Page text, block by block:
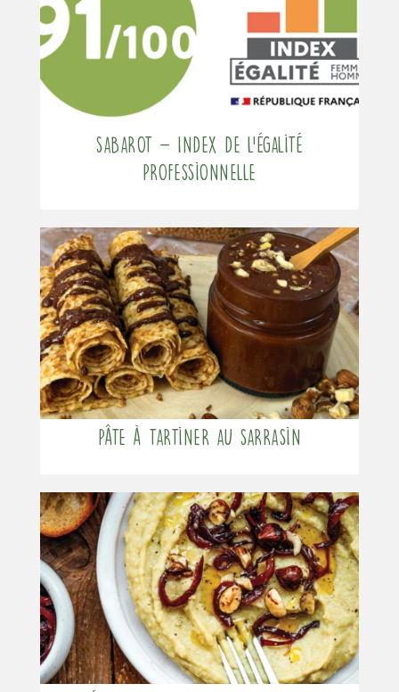
Sabarot – Index de l’égalité
professionnelle
Pâte à tartiner au sarrasin